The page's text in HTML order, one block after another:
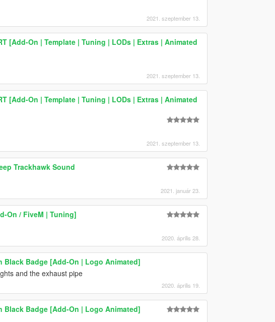
2021. szeptember 13.
[Add-On | Template | Tuning | LODs | Extras | Animated
2021. szeptember 13.
[Add-On | Template | Tuning | LODs | Extras | Animated
2021. szeptember 13.
Trackhawk Sound
2021. január 23.
On / FiveM | Tuning]
2020. április 28.
Black Badge [Add-On | Logo Animated]
and the exhaust pipe
2020. április 19.
Black Badge [Add-On | Logo Animated]